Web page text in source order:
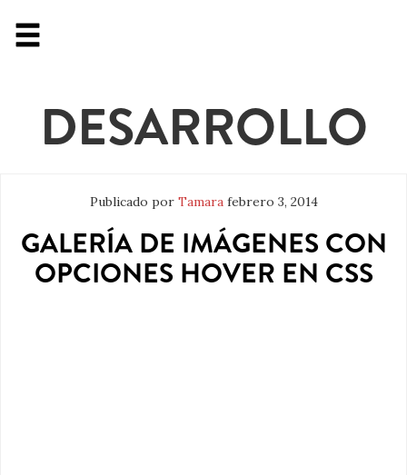
DESARROLLO
Publicado por Tamara febrero 3, 2014
GALERÍA DE IMÁGENES CON
OPCIONES HOVER EN CSS